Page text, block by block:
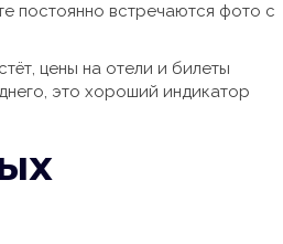
постоянно встречаются фото с
цены на отели и билеты
это хороший индикатор